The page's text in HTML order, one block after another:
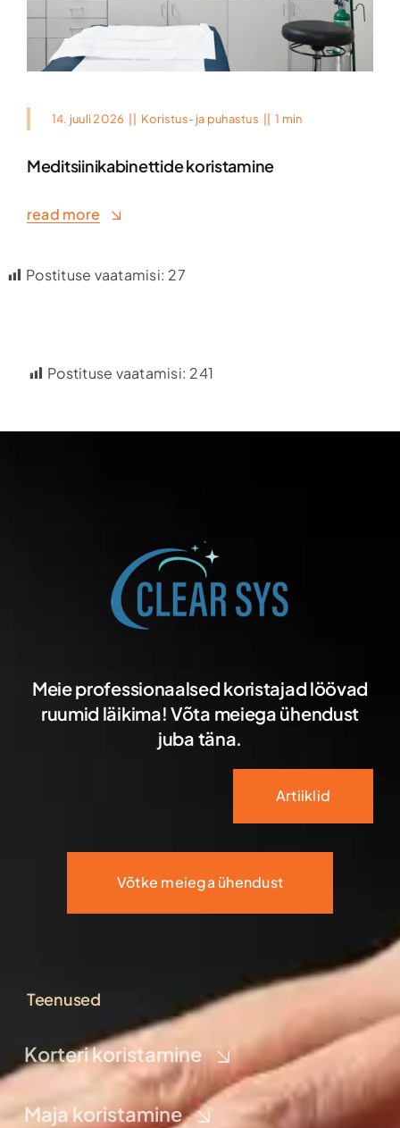
14. juuli 2026 Koristus- ja puhastus 1 min
Meditsiinikabinettide koristamine
read more
Postituse vaatamisi: 27
Postituse vaatamisi: 241
Meie professionaalsed koristajad löövad
ruumid läikima! Võta meiega ühendust
juba täna.
Artiiklid
Võtke meiega ühendust
Teenused
Korteri koristamine
Maja koristamine